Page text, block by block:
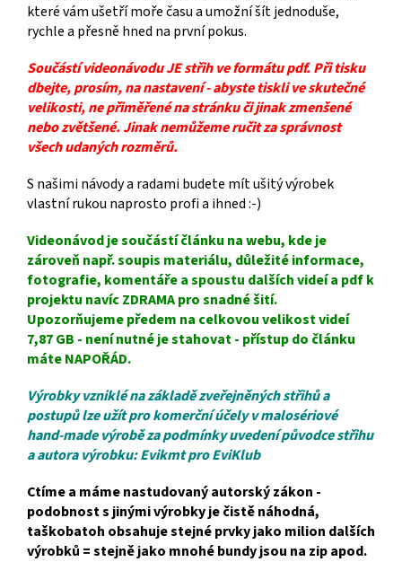
které vám ušetří moře času a umožní šít jednoduše,
rychle a přesně hned na první pokus.
Součástí videonávodu JE střih ve formátu pdf. Při tisku
dbejte, prosím, na nastavení - abyste tiskli ve skutečné
velikosti, ne přiměřené na stránku či jinak zmenšené
nebo zvětšené. Jinak nemůžeme ručit za správnost
všech udaných rozměrů.
S našimi návody a radami budete mít ušitý výrobek
vlastní rukou naprosto profi a ihned :-)
Videonávod je součástí článku na webu, kde je
zároveň např. soupis materiálu, důležité informace,
fotografie, komentáře a spoustu dalších videí a pdf k
projektu navíc ZDRAMA pro snadné šití.
Upozorňujeme předem na celkovou velikost videí
7,87 GB - není nutné je stahovat - přístup do článku
máte NAPOŘÁD.
Výrobky vzniklé na základě zveřejněných střihů a
postupů lze užít pro komerční účely v malosériové
hand-made výrobě za podmínky uvedení původce střihu
a autora výrobku: Evikmt pro EviKlub
Ctíme a máme nastudovaný autorský zákon -
podobnost s jinými výrobky je čistě náhodná,
taškobatoh obsahuje stejné prvky jako milion dalších
výrobků = stejně jako mnohé bundy jsou na zip apod.